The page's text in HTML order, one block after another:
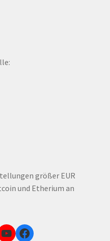
größer EUR
und Etherium an
Wien
YouTubeFacebook